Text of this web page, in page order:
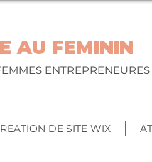
AU FEMININ
ENTREPRENEURES
DE SITE WIX